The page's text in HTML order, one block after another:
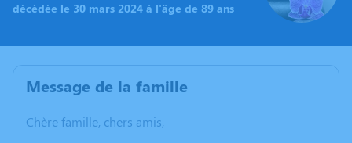
décédée le 30 mars 2024 à l'âge de 89 ans
Message de la famille
Chère famille, chers amis,